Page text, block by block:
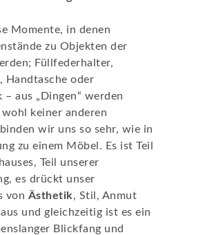
Momente, in denen
zu Objekten der
Füllfederhalter,
Handtasche oder
– aus „Dingen“ werden
wohl keiner anderen
wir uns so sehr, wie in
zu einem Möbel. Es ist Teil
Teil unserer
es drückt unser
von Ästhetik, Stil, Anmut
und gleichzeitig ist es ein
Blickfang und